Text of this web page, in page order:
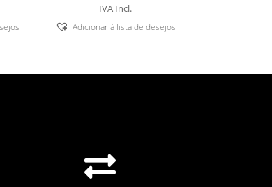
IVA Incl.
Adicionar á lista de desejos
